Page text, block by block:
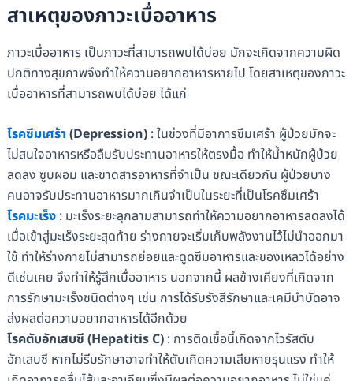
สาเหตุของภาวะเบื่ออาหาร
ภาวะเบื่ออาหาร เป็นภาวะที่สามารถพบได้บ่อย มักจะเกิดจากความผิด
ปกติทางสุขภาพจึงทำให้ความอยากอาหารหายไป โดยสาเหตุของภาวะ
เบื่ออาหารที่สามารถพบได้บ่อย ได้แก่
โรคซึมเศร้า (Depression) : ในช่วงที่มีอาการซึมเศร้า ผู้ป่วยมักจะ
ไม่สนใจอาหารหรือลืมรับประทานอาหารให้ตรงมื้อ ทำให้น้ำหนักผู้ป่วย
ลดลง ซูบผอม และขาดสารอาหารที่จำเป็น ขณะเดียวกัน ผู้ป่วยบาง
คนอาจรับประทานอาหารมากเกินจำเป็นในระยะที่เป็นโรคซึมเศร้า
โรคมะเร็ง: มะเร็งระยะลุกลามสามารถทำให้ความอยากอาหารลดลงได้
เมื่อเข้าสู่มะเร็งระยะสุดท้าย ร่างกายจะเริ่มเก็บพลังงานไว้ไม่นำออกมา
ใช้ ทำให้ร่างกายไม่สามารถย่อยและดูดซึมอาหารและของเหลวได้อย่าง
ดีเช่นเคย จึงทำให้รู้สึกเบื่ออาหาร นอกจากนี้ ผลข้างเคียงที่เกิดจาก
การรักษามะเร็งชนิดต่างๆ เช่น การได้รับรังสีรักษาและเคมีบำบัดอาจ
ส่งผลต่อความอยากอาหารได้อีกด้วย
โรคตับอักเสบซี (Hepatitis C) : การติดเชื้อนี้เกิดจากไวรัสตับ
อักเสบซี หากไม่รีบรักษาอาจทำให้ตับเกิดความเสียหายรุนแรง ทำให้